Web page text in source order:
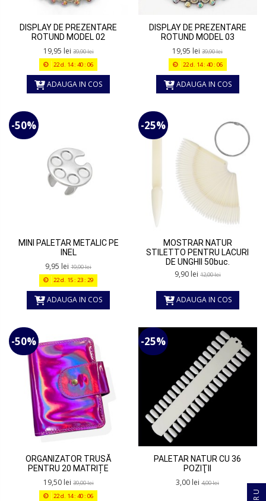
DISPLAY DE PREZENTARE
ROTUND MODEL 02
19,95 lei 39,90 lei
22d. 14:40:06
ADAUGA IN COS
DISPLAY DE PREZENTARE
ROTUND MODEL 03
19,95 lei39,90 lei
22d. 14: 40: 06
ADAUGA IN COS
-50%
MINI PALETAR METALIC PE
INEL
9,95 lei19,90 lei
22d. 15:23:29
ADAUGA IN COS
-25%
MOSTRAR NATUR
STILETTO PENTRU LACURI
DE UNGHII 50buc.
9,90 lei 12,00 lei
ADAUGA IN COS
-50%
ORGANIZATOR TRUSĂ
PENTRU 20 MATRIȚE
19,50 lei 39,00 lei
22d. 14:40:06
-25%
PALETAR NATUR CU 36
POZIŢII
3,00 lei4,00 lei